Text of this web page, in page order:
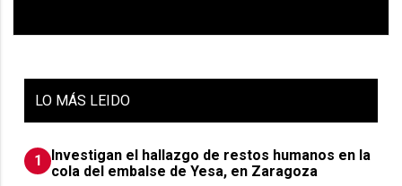
LO MÁS LEIDO
1
Investigan el hallazgo de restos humanos en la
cola del embalse de Yesa, en Zaragoza